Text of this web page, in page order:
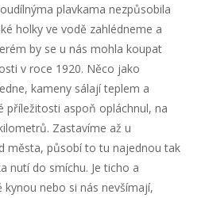
plavkama nezpůsobila
holky ve vodě zahlédneme a
by se u nás mohla koupat
v roce 1920. Něco jako
kameny sálají teplem a
příležitosti aspoň opláchnul, na
Zastavíme až u
města, působí to tu najednou tak
nutí do smíchu. Je ticho a
nebo si nás nevšímají,